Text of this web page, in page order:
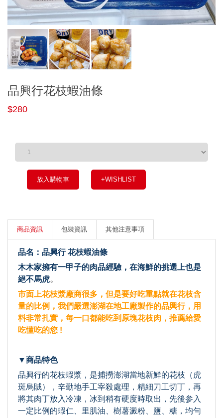
品興行花枝蝦油條
$280
放入購物車 +WISHLIST
商品資訊 包裝資訊 其他注意事項
品名：品興行 花枝蝦油條
木木家擁有一甲子的肉品經驗，在海鮮的挑選上也是
絕不馬虎。
市面上花枝漿廠商很多，但是要好吃重點就在花枝含
量的比例，我們嚴選澎湖在地工廠製作的品興行，用
料非常扎實，每一口都能吃到原塊花枝肉，推薦給愛
吃懂吃的您 !
▼商品特色
品興行的花枝蝦漿，是捕撈澎湖當地新鮮的花枝（虎
斑烏賊），辛勤地手工宰殺處理，精細刀工切丁，再
將其肉丁放入冷凍，冰到稍有硬度時取出，先後参入
一定比例的蝦仁、里肌油、樹薯澱粉、鹽、糖，均勻